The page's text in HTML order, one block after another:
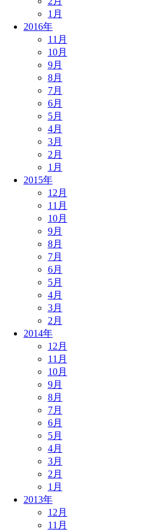
1月
2016年
11月
10月
9月
8月
7月
6月
5月
4月
3月
2月
1月
2015年
12月
11月
10月
9月
8月
7月
6月
5月
4月
3月
2月
2014年
12月
11月
10月
9月
8月
7月
6月
5月
4月
3月
2月
1月
2013年
12月
11月